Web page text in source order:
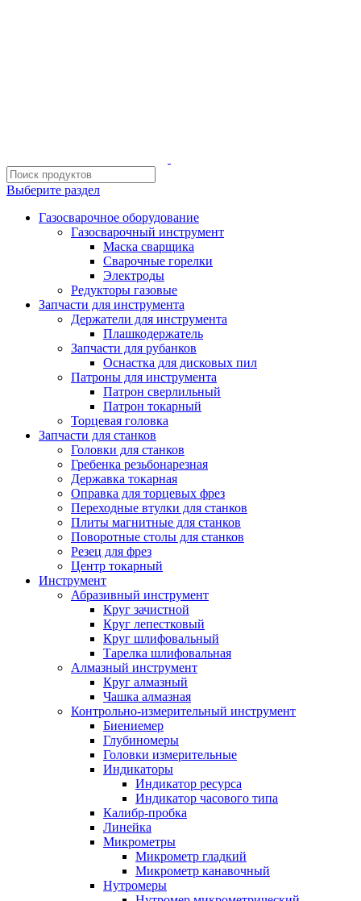
Выберите раздел
Газосварочное оборудование
Газосварочный инструмент
Маска сварщика
Сварочные горелки
Электроды
Редукторы газовые
Запчасти для инструмента
Держатели для инструмента
Плашкодержатель
Запчасти для рубанков
Оснастка для дисковых пил
Патроны для инструмента
Патрон сверлильный
Патрон токарный
Торцевая головка
Запчасти для станков
Головки для станков
Гребенка резьбонарезная
Державка токарная
Оправка для торцевых фрез
Переходные втулки для станков
Плиты магнитные для станков
Поворотные столы для станков
Резец для фрез
Центр токарный
Инструмент
Абразивный инструмент
Круг зачистной
Круг лепестковый
Круг шлифовальный
Тарелка шлифовальная
Алмазный инструмент
Круг алмазный
Чашка алмазная
Контрольно-измерительный инструмент
Биениемер
Глубиномеры
Головки измерительные
Индикаторы
Индикатор ресурса
Индикатор часового типа
Калибр-пробка
Линейка
Микрометры
Микрометр гладкий
Микрометр канавочный
Нутромеры